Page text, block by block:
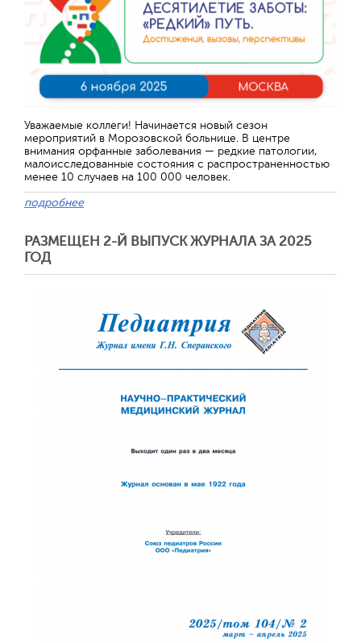
Уважаемые коллеги! Начинается новый сезон
мероприятий в Морозовской больнице. В центре
внимания орфанные заболевания — редкие патологии,
малоисследованные состояния с распространенностью
менее 10 случаев на 100 000 человек.
подробнее
РАЗМЕЩЕН 2-Й ВЫПУСК ЖУРНАЛА ЗА 2025
ГОД